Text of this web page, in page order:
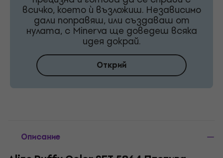
всичко, което ѝ възложиш. Независимо
дали поправяш, или създаваш от
нулата, с Minerva ще доведеш всяка
идея докрай.
Открий
Описание